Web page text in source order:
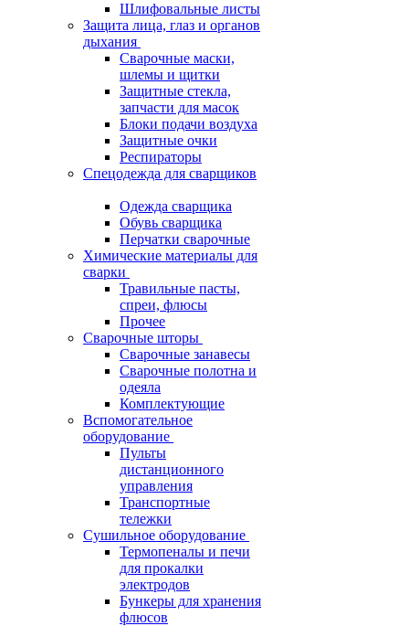
Шлифовальные листы
Защита лица, глаз и органов
дыхания
Сварочные маски,
шлемы и щитки
Защитные стекла,
запчасти для масок
Блоки подачи воздуха
Защитные очки
Респираторы
Спецодежда для сварщиков
Одежда сварщика
Обувь сварщика
Перчатки сварочные
Химические материалы для
сварки
Травильные пасты,
спреи, флюсы
Прочее
Сварочные шторы
Сварочные занавесы
Сварочные полотна и
одеяла
Комплектующие
Вспомогательное
оборудование
Пульты
дистанционного
управления
Транспортные
тележки
Сушильное оборудование
Термопеналы и печи
для прокалки
электродов
Бункеры для хранения
флюсов